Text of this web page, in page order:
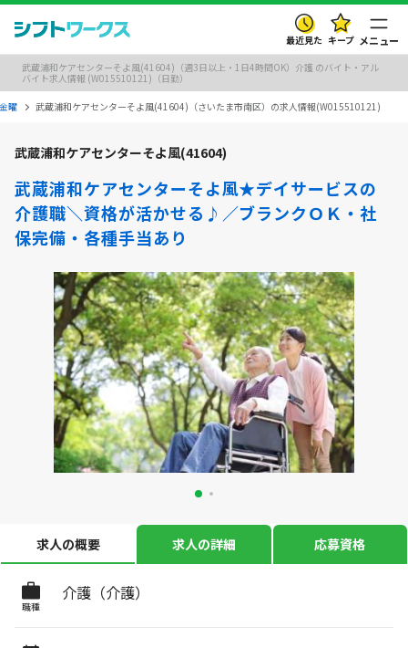
最近見た キープ メニュー
武蔵浦和ケアセンターそよ風(41604)（週3日以上・1日4時間OK）介護 のバイト・アル
バイト求人情報 (W015510121)（日勤）
金曜 武蔵浦和ケアセンターそよ風(41604)（さいたま市南区）の求人情報(W015510121)
武蔵浦和ケアセンターそよ風(41604)
武蔵浦和ケアセンターそよ風★デイサービスの
介護職＼資格が活かせる♪／ブランクＯＫ・社
保完備・各種手当あり
求人の概要 求人の詳細 応募資格
職種
介護（介護）